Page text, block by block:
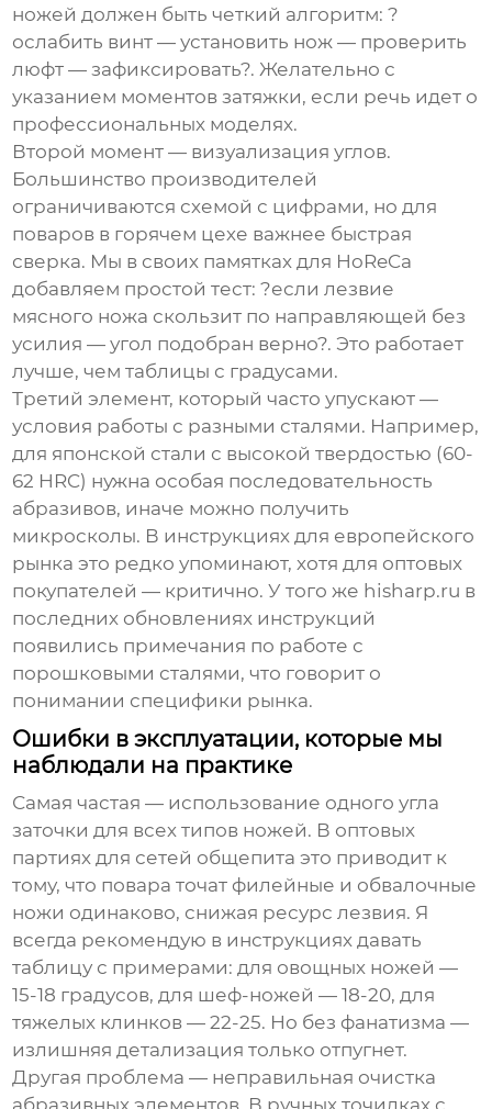
ножей должен быть четкий алгоритм: ?
ослабить винт — установить нож — проверить
люфт — зафиксировать?. Желательно с
указанием моментов затяжки, если речь идет о
профессиональных моделях.
Второй момент — визуализация углов.
Большинство производителей
ограничиваются схемой с цифрами, но для
поваров в горячем цехе важнее быстрая
сверка. Мы в своих памятках для HoReCa
добавляем простой тест: ?если лезвие
мясного ножа скользит по направляющей без
усилия — угол подобран верно?. Это работает
лучше, чем таблицы с градусами.
Третий элемент, который часто упускают —
условия работы с разными сталями. Например,
для японской стали с высокой твердостью (60-
62 HRC) нужна особая последовательность
абразивов, иначе можно получить
микросколы. В инструкциях для европейского
рынка это редко упоминают, хотя для оптовых
покупателей — критично. У того же hisharp.ru в
последних обновлениях инструкций
появились примечания по работе с
порошковыми сталями, что говорит о
понимании специфики рынка.
Ошибки в эксплуатации, которые мы
наблюдали на практике
Самая частая — использование одного угла
заточки для всех типов ножей. В оптовых
партиях для сетей общепита это приводит к
тому, что повара точат филейные и обвалочные
ножи одинаково, снижая ресурс лезвия. Я
всегда рекомендую в инструкциях давать
таблицу с примерами: для овощных ножей —
15-18 градусов, для шеф-ножей — 18-20, для
тяжелых клинков — 22-25. Но без фанатизма —
излишняя детализация только отпугнет.
Другая проблема — неправильная очистка